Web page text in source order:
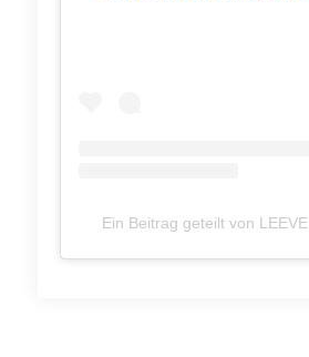
Ein Beitrag geteilt von